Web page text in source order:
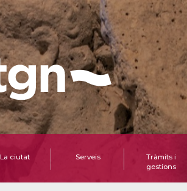
La ciutat Serveis
Tràmits i
gestions